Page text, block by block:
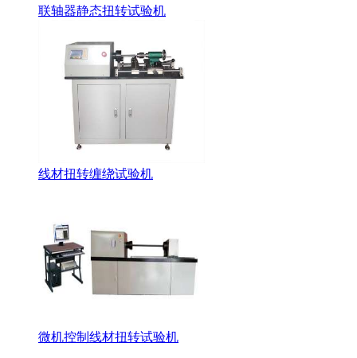
联轴器静态扭转试验机
线材扭转缠绕试验机
微机控制线材扭转试验机